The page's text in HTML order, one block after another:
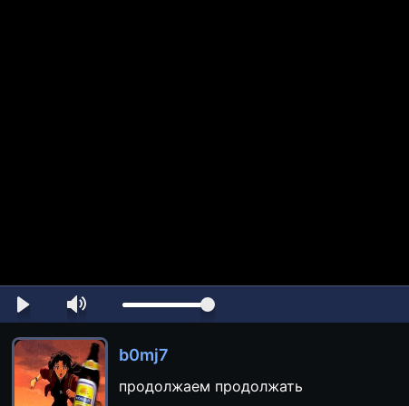
b0mj7
продолжаем продолжать